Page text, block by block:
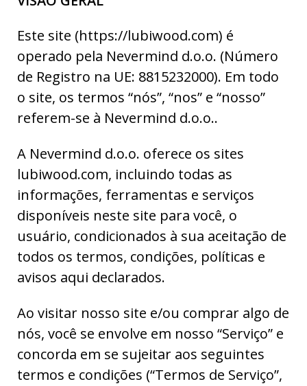
Este site (https://lubiwood.com) é
operado pela Nevermind d.o.o. (Número
de Registro na UE: 8815232000). Em todo
o site, os termos “nós”, “nos” e “nosso”
referem-se à Nevermind d.o.o..
A Nevermind d.o.o. oferece os sites
lubiwood.com, incluindo todas as
informações, ferramentas e serviços
disponíveis neste site para você, o
usuário, condicionados à sua aceitação de
todos os termos, condições, políticas e
avisos aqui declarados.
Ao visitar nosso site e/ou comprar algo de
nós, você se envolve em nosso “Serviço” e
concorda em se sujeitar aos seguintes
termos e condições (“Termos de Serviço”,